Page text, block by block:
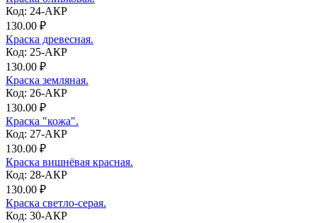
Код: 24-АКР
130.00 ₽
Краска древесная.
Код: 25-АКР
130.00 ₽
Краска земляная.
Код: 26-АКР
130.00 ₽
Краска "кожа".
Код: 27-АКР
130.00 ₽
Краска вишнёвая красная.
Код: 28-АКР
130.00 ₽
Краска светло-серая.
Код: 30-АКР